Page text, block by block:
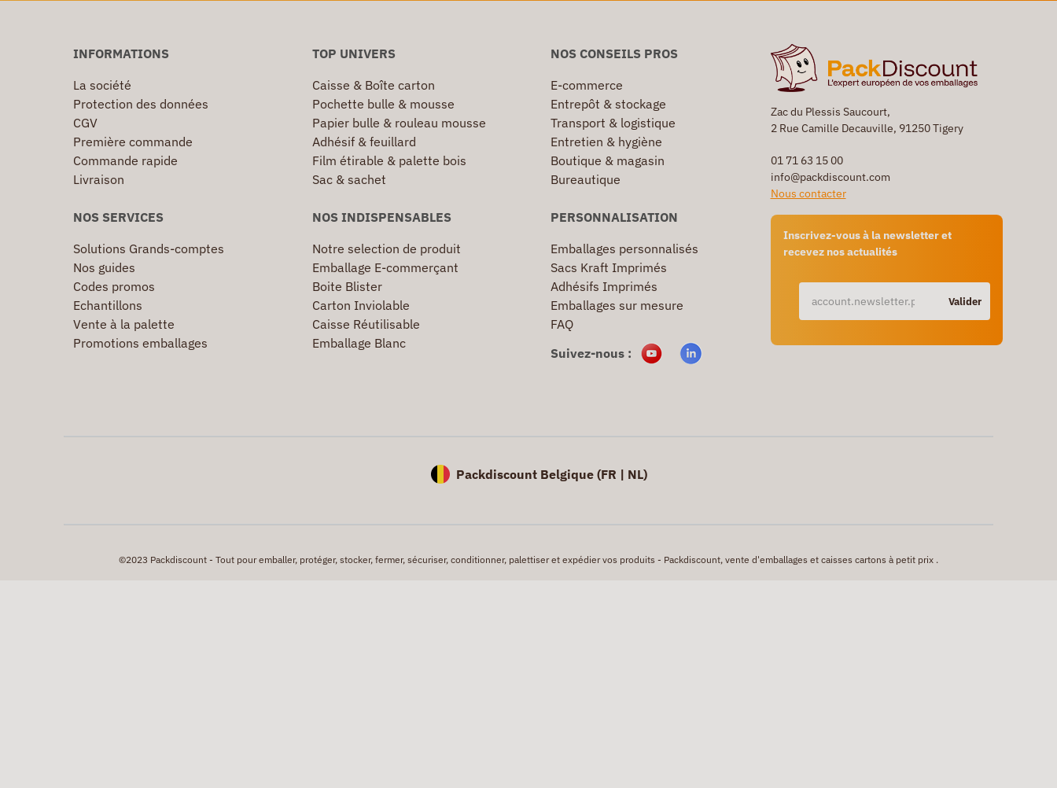
Zac du Plessis Saucourt,
2 Rue Camille Decauville, 91250 Tigery
01 71 63 15 00
info@packdiscount.com
Nous contacter
Inscrivez-vous à la newsletter et
recevez nos actualités
Valider
INFORMATIONS
La société
Protection des données
CGV
Première commande
Commande rapide
Livraison
TOP UNIVERS
Caisse & Boîte carton
Pochette bulle & mousse
Papier bulle & rouleau mousse
Adhésif & feuillard
Film étirable & palette bois
Sac & sachet
NOS CONSEILS PROS
E-commerce
Entrepôt & stockage
Transport & logistique
Entretien & hygiène
Boutique & magasin
Bureautique
NOS SERVICES
Solutions Grands-comptes
Nos guides
Codes promos
Echantillons
Vente à la palette
Promotions emballages
NOS INDISPENSABLES
Notre selection de produit
Emballage E-commerçant
Boite Blister
Carton Inviolable
Caisse Réutilisable
Emballage Blanc
PERSONNALISATION
Emballages personnalisés
Sacs Kraft Imprimés
Adhésifs Imprimés
Emballages sur mesure
FAQ
Suivez-nous :
Packdiscount Belgique (FR | NL)
©2023 Packdiscount - Tout pour emballer, protéger, stocker, fermer, sécuriser, conditionner, palettiser et expédier vos produits - Packdiscount, vente d'emballages et caisses cartons à petit prix .